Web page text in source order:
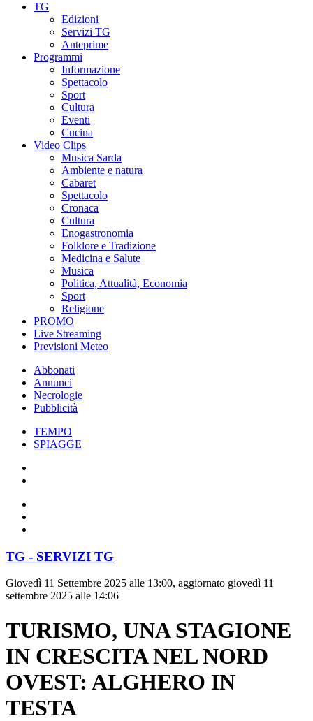
TG
Edizioni
Servizi TG
Anteprime
Programmi
Informazione
Spettacolo
Sport
Cultura
Eventi
Cucina
Video Clips
Musica Sarda
Ambiente e natura
Cabaret
Spettacolo
Cronaca
Cultura
Enogastronomia
Folklore e Tradizione
Medicina e Salute
Musica
Politica, Attualità, Economia
Sport
Religione
PROMO
Live Streaming
Previsioni Meteo
Abbonati
Annunci
Necrologie
Pubblicità
TEMPO
SPIAGGE
TG - SERVIZI TG
Giovedì 11 Settembre 2025 alle 13:00, aggiornato giovedì 11
settembre 2025 alle 14:06
TURISMO, UNA STAGIONE
IN CRESCITA NEL NORD
OVEST: ALGHERO IN
TESTA